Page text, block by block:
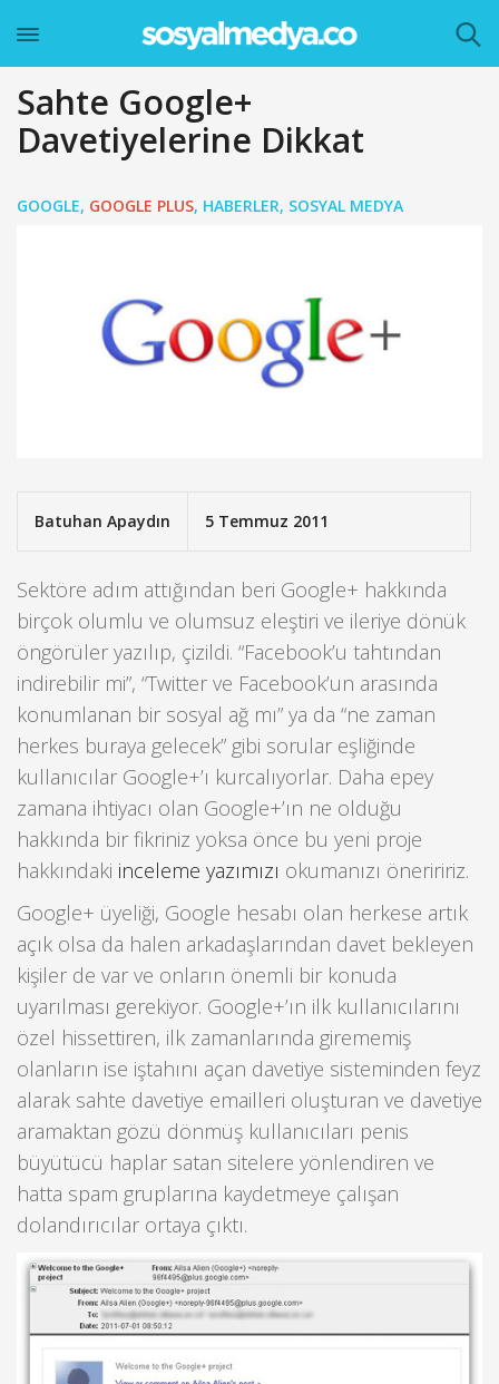
Sahte Google+
Davetiyelerine Dikkat
GOOGLE, GOOGLE PLUS, HABERLER, SOSYAL MEDYA
Batuhan Apaydın 5 Temmuz 2011
Sektöre adım attığından beri Google+ hakkında
birçok olumlu ve olumsuz eleştiri ve ileriye dönük
öngörüler yazılıp, çizildi. “Facebook’u tahtından
indirebilir mi”, “Twitter ve Facebook’un arasında
konumlanan bir sosyal ağ mı” ya da “ne zaman
herkes buraya gelecek” gibi sorular eşliğinde
kullanıcılar Google+’ı kurcalıyorlar. Daha epey
zamana ihtiyacı olan Google+’ın ne olduğu
hakkında bir fikriniz yoksa önce bu yeni proje
hakkındaki inceleme yazımızı okumanızı öneriririz.
Google+ üyeliği, Google hesabı olan herkese artık
açık olsa da halen arkadaşlarından davet bekleyen
kişiler de var ve onların önemli bir konuda
uyarılması gerekiyor. Google+’ın ilk kullanıcılarını
özel hissettiren, ilk zamanlarında girememiş
olanların ise iştahını açan davetiye sisteminden feyz
alarak sahte davetiye emailleri oluşturan ve davetiye
aramaktan gözü dönmüş kullanıcıları penis
büyütücü haplar satan sitelere yönlendiren ve
hatta spam gruplarına kaydetmeye çalışan
dolandırıcılar ortaya çıktı.